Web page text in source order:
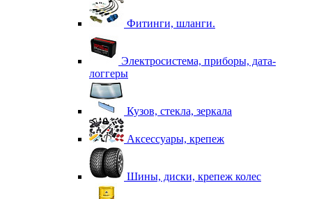
Фитинги, шланги.
Электросистема, приборы, дата-
логгеры
Кузов, стекла, зеркала
Аксессуары, крепеж
Шины, диски, крепеж колес